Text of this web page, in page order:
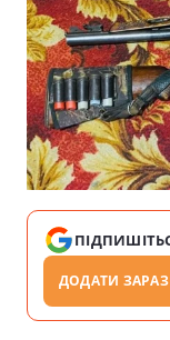
ДОДАТИ ЗАРАЗ